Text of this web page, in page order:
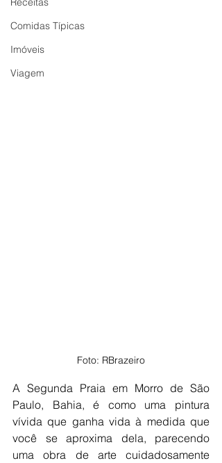
Comidas Típicas
Imóveis
Viagem
Foto: RBrazeiro
A Segunda Praia em Morro de São
Paulo, Bahia, é como uma pintura
vívida que ganha vida à medida que
você se aproxima dela, parecendo
uma obra de arte cuidadosamente